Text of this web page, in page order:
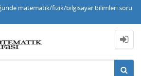
matematik/fizik/bilgisayar bilimleri soru